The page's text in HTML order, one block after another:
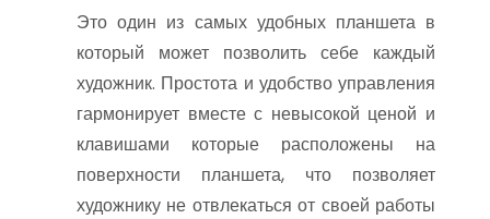
Это один из самых удобных планшета в
который может позволить себе каждый
художник. Простота и удобство управления
гармонирует вместе с невысокой ценой и
клавишами которые расположены на
поверхности планшета, что позволяет
художнику не отвлекаться от своей работы